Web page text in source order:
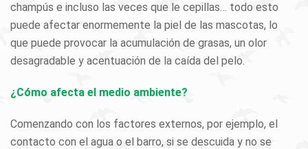
champús e incluso las veces que le cepillas… todo esto
puede afectar enormemente la piel de las mascotas, lo
que puede provocar la acumulación de grasas, un olor
desagradable y acentuación de la caída del pelo.
¿Cómo afecta el medio ambiente?
Comenzando con los factores externos, por ejemplo, el
contacto con el agua o el barro, si se descuida y no se